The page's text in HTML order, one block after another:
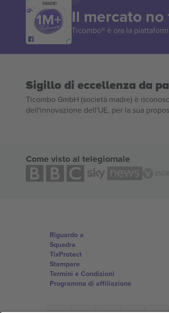
GRAZIE!
Il mercato no
Ticombo® è ora la
Sigillo di eccellenza da
Ticombo GmbH (società madre) è
dell'innovazione dell'UE, per la sua
Come visto al telegiornale
Riguardo a
Squadra
TixProtect
Stampare
Termini e Condizioni
Programma di affiliazione